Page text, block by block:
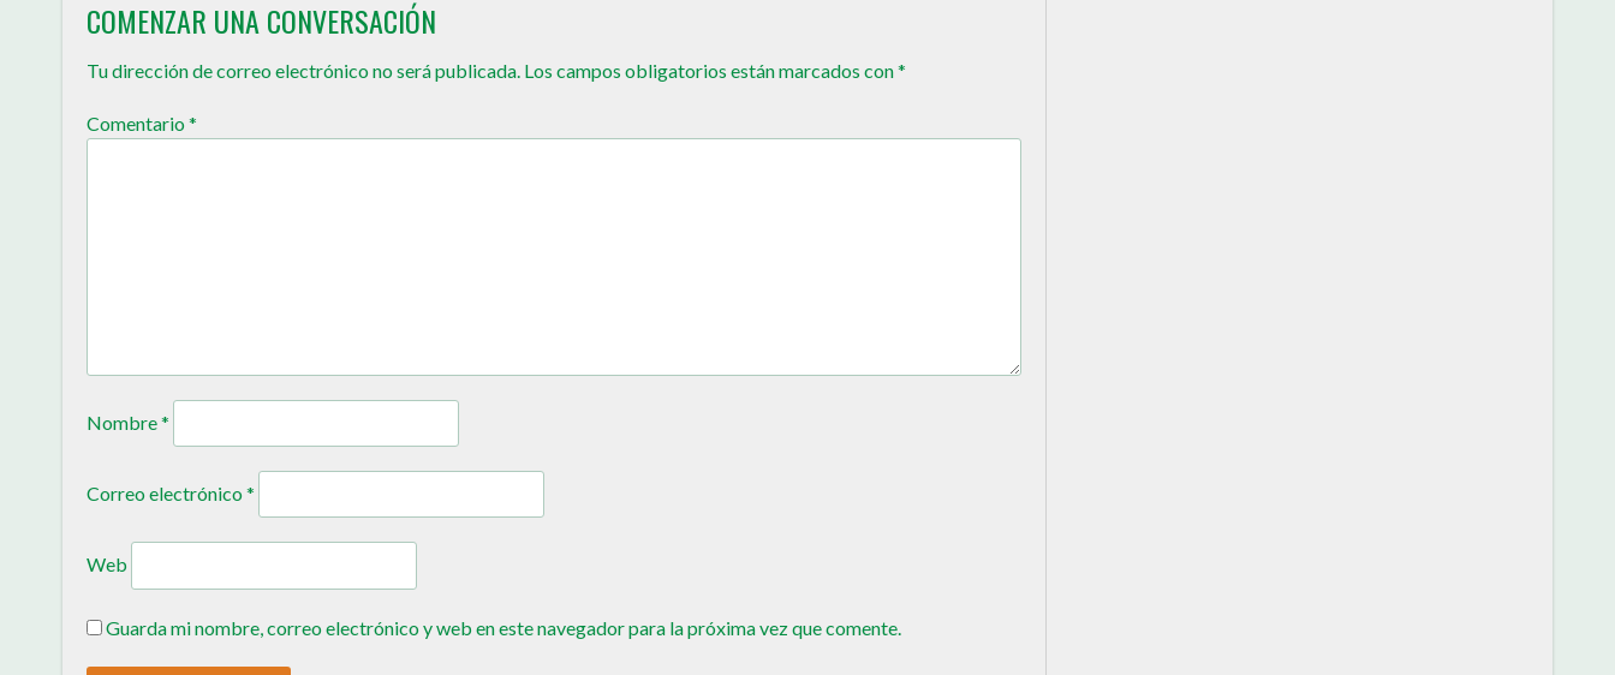
COMENZAR UNA CONVERSACIÓN
Tu dirección de correo electrónico no será publicada. Los campos obligatorios están marcados con*
Comentario*
Nombre*
Correo electrónico*
Web
Guarda mi nombre, correo electrónico y web en este navegador para la próxima vez que comente.